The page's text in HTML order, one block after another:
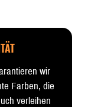
wir
Farben, die
verleihen